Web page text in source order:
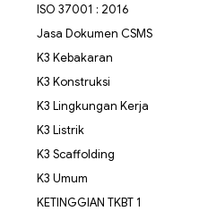
ISO 37001 : 2016
Jasa Dokumen CSMS
K3 Kebakaran
K3 Konstruksi
K3 Lingkungan Kerja
K3 Listrik
K3 Scaffolding
K3 Umum
KETINGGIAN TKBT 1